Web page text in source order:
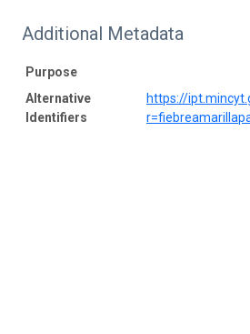
Additional Metadata
Purpose
Alternative
Identifiers
https://